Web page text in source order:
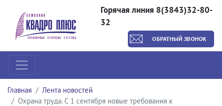
Горячая линия 8(3843)32-80-
32
ОБРАТНЫЙ ЗВОНОК
Главная
Лента новостей
Охрана труда. С 1 сентября новые требования к